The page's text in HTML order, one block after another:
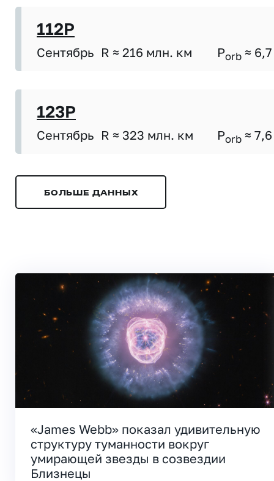
112P
Сентябрь R ≈ 216 млн. км Porb ≈ 6,7
123P
Сентябрь R ≈ 323 млн. км Porb ≈ 7,6
БОЛЬШЕ ДАННЫХ
«James Webb» показал удивительную
структуру туманности вокруг
умирающей звезды в созвездии
Близнецы